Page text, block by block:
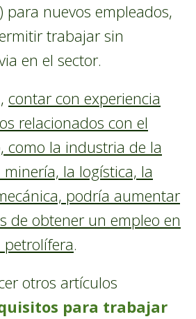
nuevos empleados,
trabajar sin
en el sector.
contar con experiencia
relacionados con el
como la industria de la
la logística, la
podría aumentar
de obtener un empleo en
.
otros artículos
para trabajar